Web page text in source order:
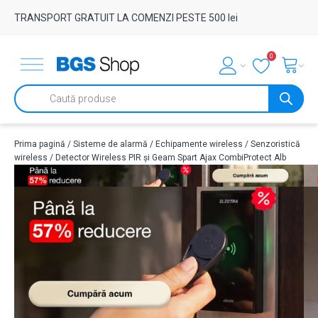
TRANSPORT GRATUIT LA COMENZI PESTE 500 lei
0
Products
search
Prima pagină / Sisteme de alarmă / Echipamente wireless / Senzoristică
wireless / Detector Wireless PIR și Geam Spart Ajax CombiProtect Alb